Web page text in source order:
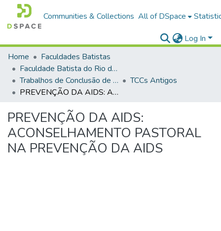
Communities & Collections All of DSpace
Log In
Home
Faculdades Batistas
Faculdade Batista do Rio de Janeiro (FABAT-RJ)
Trabalhos de Conclusão de Curso (TCC)
TCCs Antigos
PREVENÇÃO DA AIDS: ACONSELHAMENTO PASTORAL NA PREVENÇÃO DA AIDS
PREVENÇÃO DA AIDS:
ACONSELHAMENTO PASTORAL
NA PREVENÇÃO DA AIDS